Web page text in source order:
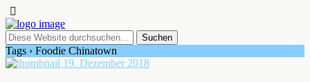
Tags › Foodie Chinatown
19. Dezember 2018